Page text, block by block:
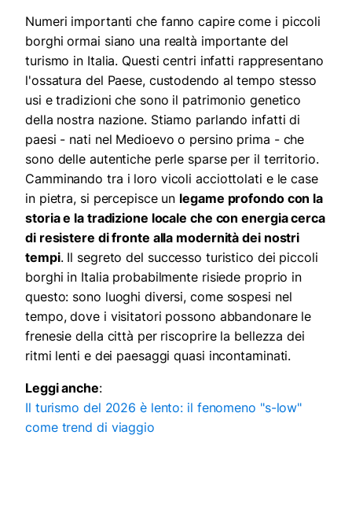
Numeri importanti che fanno capire come i piccoli
borghi ormai siano una realtà importante del
turismo in Italia. Questi centri infatti rappresentano
l'ossatura del Paese, custodendo al tempo stesso
usi e tradizioni che sono il patrimonio genetico
della nostra nazione. Stiamo parlando infatti di
paesi - nati nel Medioevo o persino prima - che
sono delle autentiche perle sparse per il territorio.
Camminando tra i loro vicoli acciottolati e le case
in pietra, si percepisce un legame profondo con la
storia e la tradizione locale che con energia cerca
di resistere di fronte alla modernità dei nostri
tempi. Il segreto del successo turistico dei piccoli
borghi in Italia probabilmente risiede proprio in
questo: sono luoghi diversi, come sospesi nel
tempo, dove i visitatori possono abbandonare le
frenesie della città per riscoprire la bellezza dei
ritmi lenti e dei paesaggi quasi incontaminati.
Leggi anche:
Il turismo del 2026 è lento: il fenomeno "s-low"
come trend di viaggio